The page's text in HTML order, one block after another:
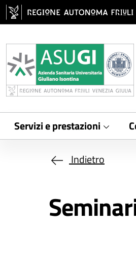
Salta al contenuto principale
Servizi e prestazioni
Indietro